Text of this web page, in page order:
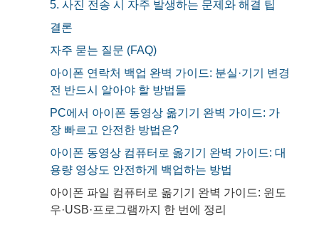
5. 사진 전송 시 자주 발생하는 문제와 해결 팁
결론
자주 묻는 질문 (FAQ)
아이폰 연락처 백업 완벽 가이드: 분실·기기 변경
전 반드시 알아야 할 방법들
PC에서 아이폰 동영상 옮기기 완벽 가이드: 가
장 빠르고 안전한 방법은?
아이폰 동영상 컴퓨터로 옮기기 완벽 가이드: 대
용량 영상도 안전하게 백업하는 방법
아이폰 파일 컴퓨터로 옮기기 완벽 가이드: 윈도
우·USB·프로그램까지 한 번에 정리